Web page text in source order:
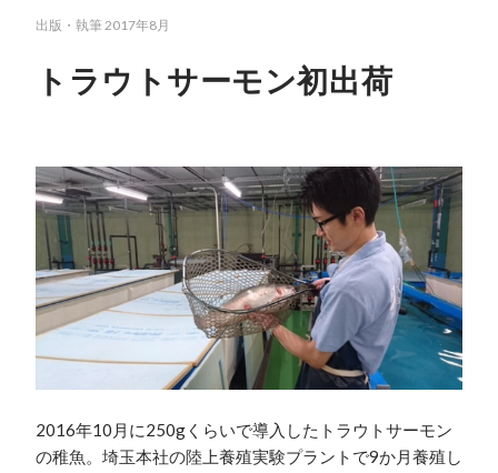
出版・執筆2017年8月
トラウトサーモン初出荷
2016年10月に250gくらいで導入したトラウトサーモン
の稚魚。埼玉本社の陸上養殖実験プラントで9か月養殖し